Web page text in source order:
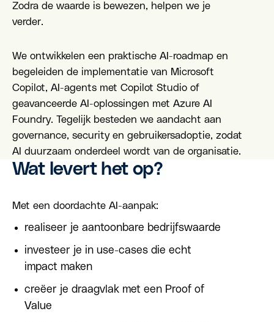
Zodra de waarde is bewezen, helpen we je
verder.
We ontwikkelen een praktische AI-roadmap en
begeleiden de implementatie van Microsoft
Copilot, AI-agents met Copilot Studio of
geavanceerde AI-oplossingen met Azure AI
Foundry. Tegelijk besteden we aandacht aan
governance, security en gebruikersadoptie, zodat
AI duurzaam onderdeel wordt van de organisatie.
Wat levert het op?
Met een doordachte AI-aanpak:
realiseer je aantoonbare bedrijfswaarde
investeer je in use-cases die echt
impact maken
creëer je draagvlak met een Proof of
Value